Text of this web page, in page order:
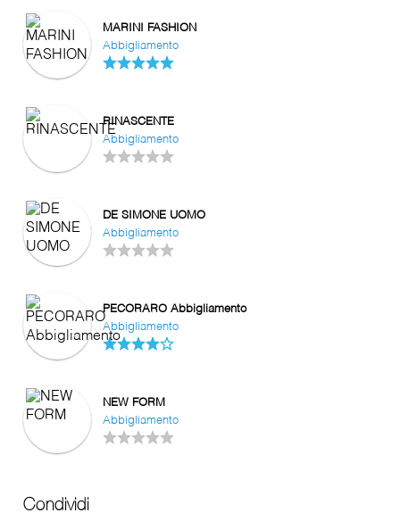
MARINI FASHION
Abbigliamento
RINASCENTE
Abbigliamento
DE SIMONE UOMO
Abbigliamento
PECORARO Abbigliamento
Abbigliamento
NEW FORM
Abbigliamento
Condividi